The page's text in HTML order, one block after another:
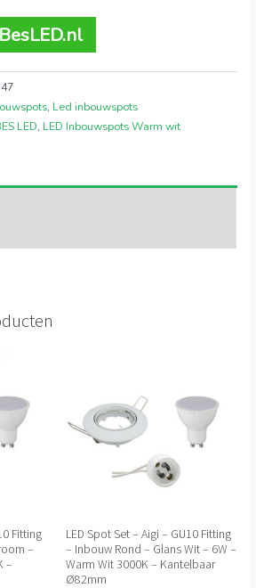
, Led inbouwspots
LED, LED Inbouwspots Warm wit
Fitting
–
–
LED Spot Set – Aigi – GU10 Fitting
– Inbouw Rond – Glans Wit – 6W –
Warm Wit 3000K – Kantelbaar
Ø82mm